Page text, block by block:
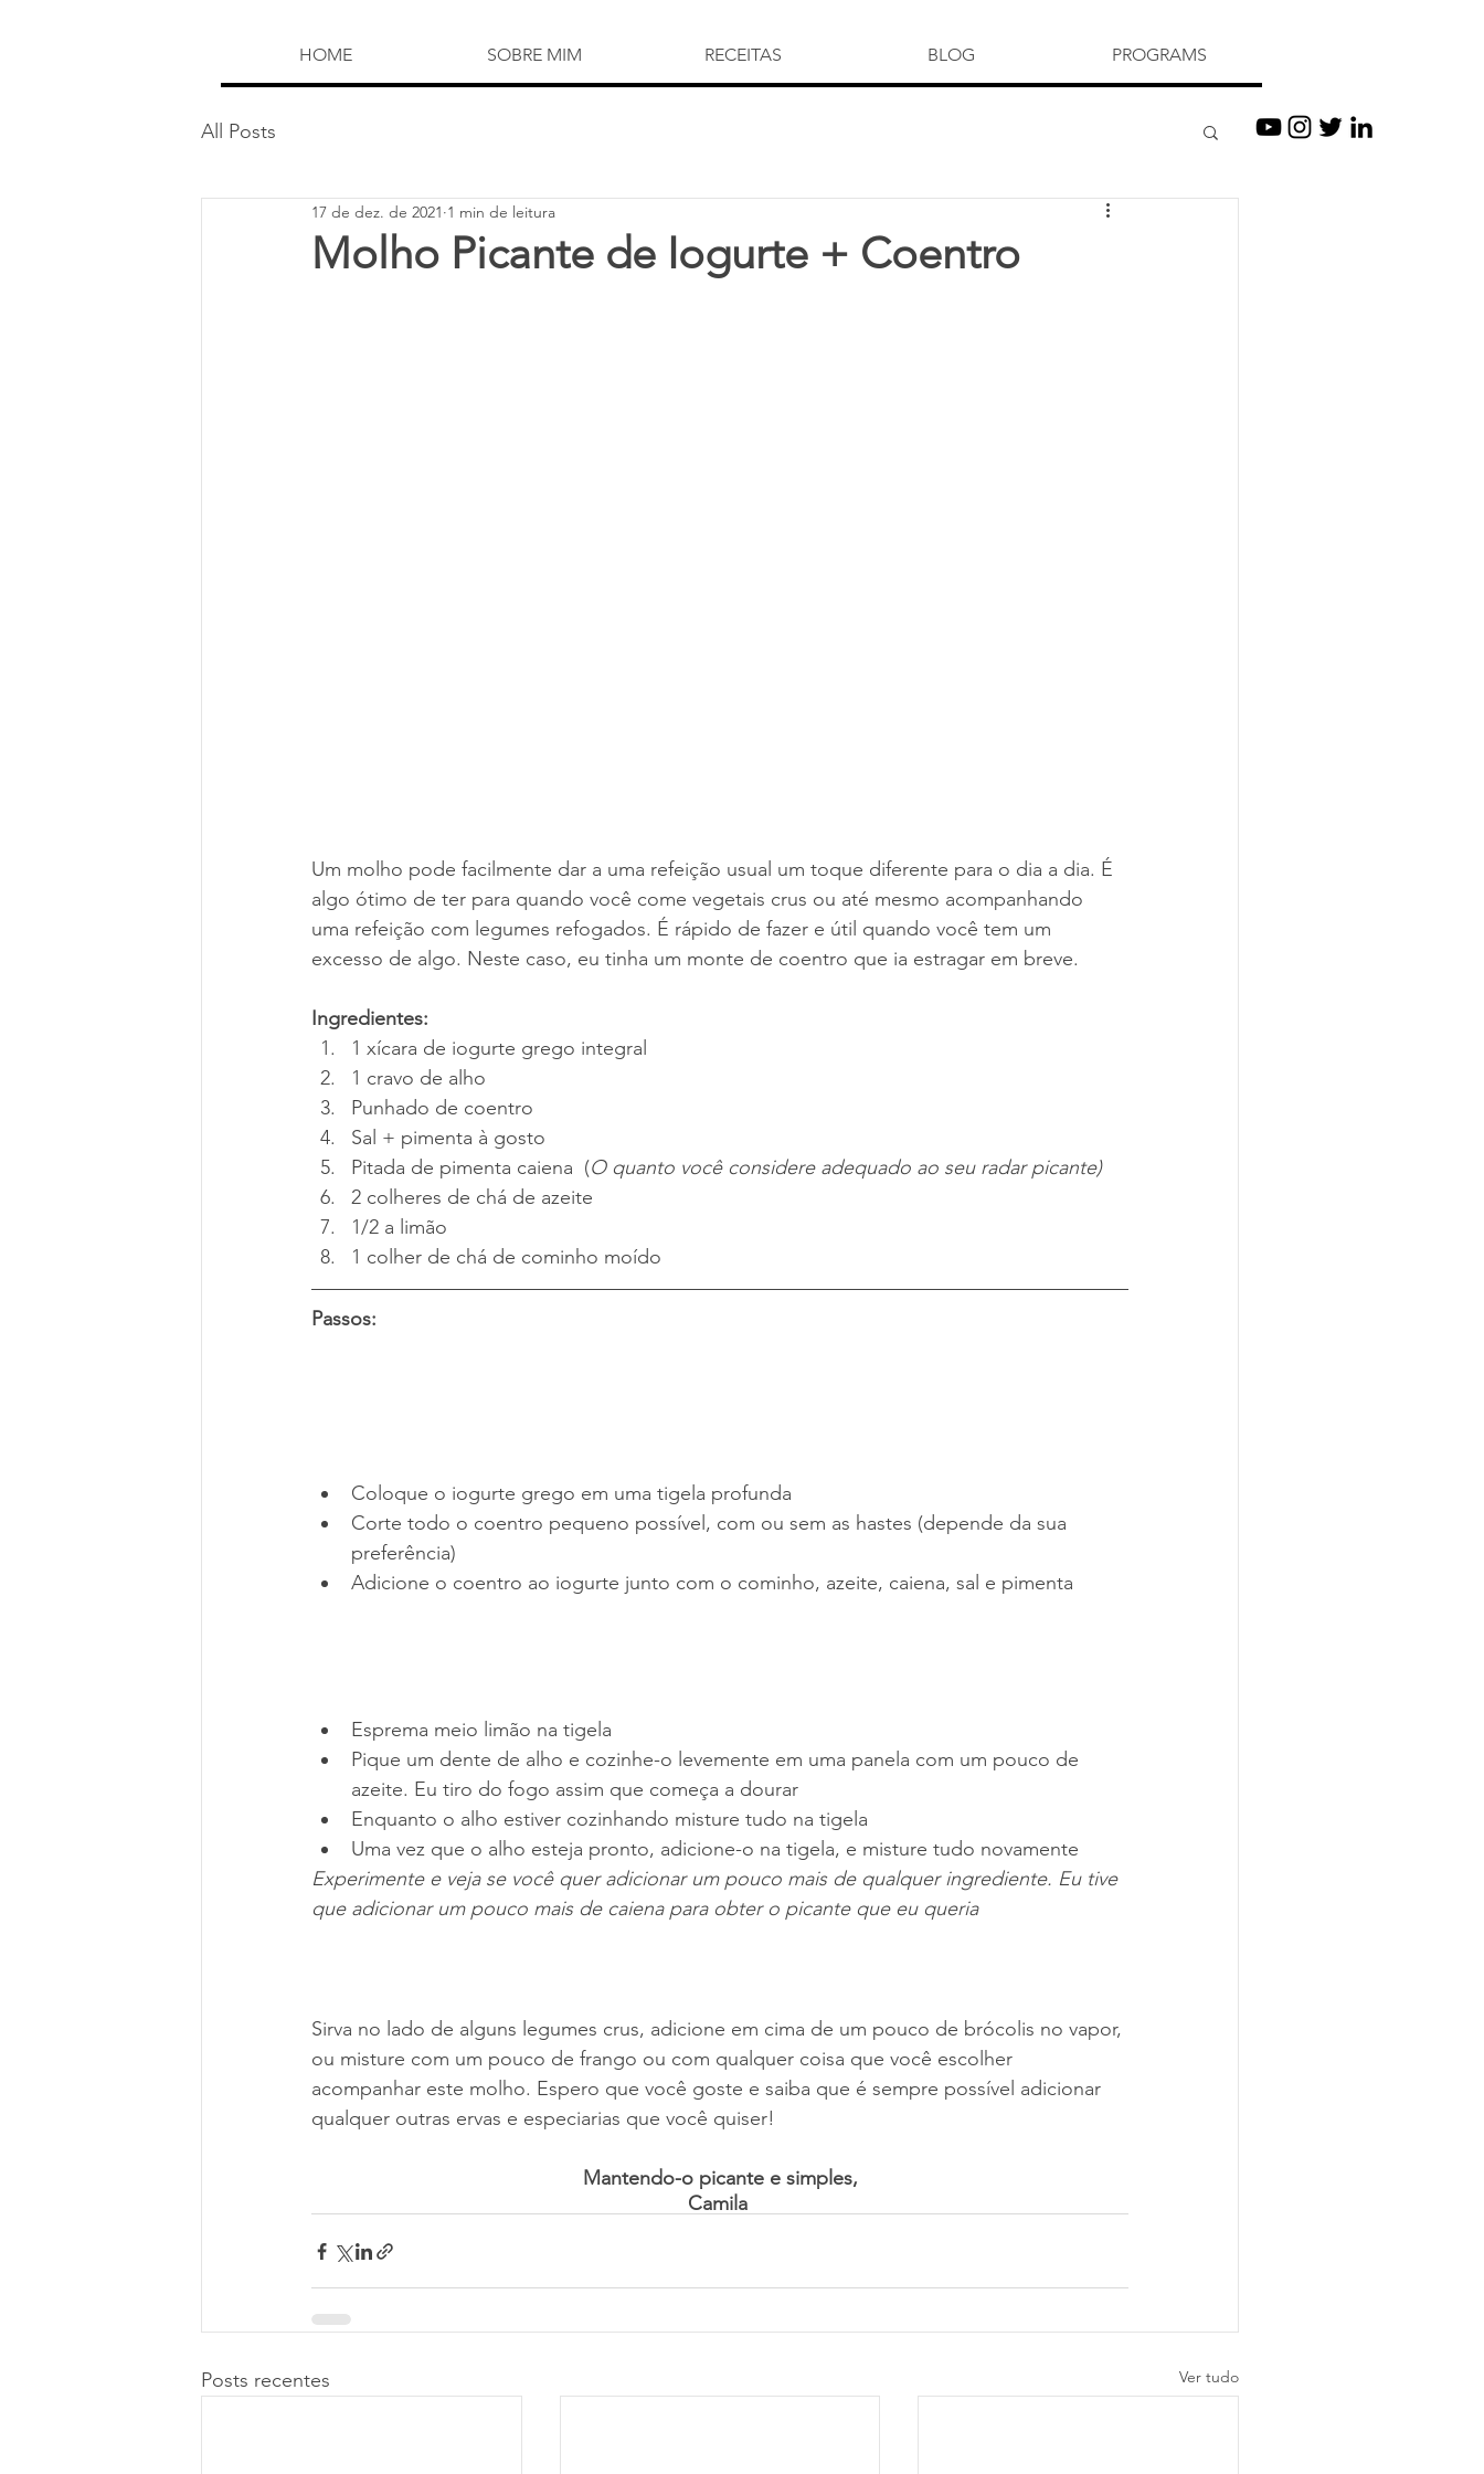
HOME SOBRE MIM RECEITAS BLOG PROGRAMS
All Posts
Molho Picante de Iogurte + Coentro
17 de dez. de 2021 1 min de leitura
Um molho pode facilmente dar a uma refeição usual um toque diferente para o dia a dia. É
algo ótimo de ter para quando você come vegetais crus ou até mesmo acompanhando
uma refeição com legumes refogados. É rápido de fazer e útil quando você tem um
excesso de algo. Neste caso, eu tinha um monte de coentro que ia estragar em breve.
Ingredientes:
1 xícara de iogurte grego integral
1 cravo de alho
Punhado de coentro
Sal + pimenta à gosto
Pitada de pimenta caiena  (O quanto você considere adequado ao seu radar picante)
2 colheres de chá de azeite
1/2 a limão
1 colher de chá de cominho moído
Passos:
Coloque o iogurte grego em uma tigela profunda
Corte todo o coentro pequeno possível, com ou sem as hastes (depende da sua
preferência)
Adicione o coentro ao iogurte junto com o cominho, azeite, caiena, sal e pimenta
Esprema meio limão na tigela
Pique um dente de alho e cozinhe-o levemente em uma panela com um pouco de
azeite. Eu tiro do fogo assim que começa a dourar
Enquanto o alho estiver cozinhando misture tudo na tigela
Uma vez que o alho esteja pronto, adicione-o na tigela, e misture tudo novamente
Experimente e veja se você quer adicionar um pouco mais de qualquer ingrediente. Eu tive
que adicionar um pouco mais de caiena para obter o picante que eu queria
Sirva no lado de alguns legumes crus, adicione em cima de um pouco de brócolis no vapor,
ou misture com um pouco de frango ou com qualquer coisa que você escolher
acompanhar este molho. Espero que você goste e saiba que é sempre possível adicionar
qualquer outras ervas e especiarias que você quiser!
Mantendo-o picante e simples,
Camila
Posts recentes Ver tudo